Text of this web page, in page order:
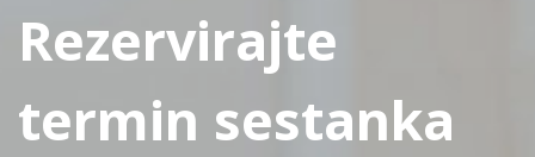
Rezervirajte
termin sestanka